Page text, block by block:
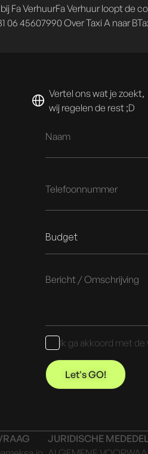
Fa VerhuurFa Verhuur loopt de
45607990 Over Taxi A naar
Vertel ons wat je zoekt,
wij regelen de rest ;D
Budget
Ik ga akkoord met
Let's GO!
JURIDISCHE